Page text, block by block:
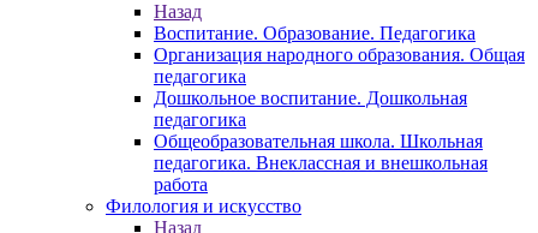
Назад
Воспитание. Образование. Педагогика
Организация народного образования. Общая
педагогика
Дошкольное воспитание. Дошкольная
педагогика
Общеобразовательная школа. Школьная
педагогика. Внеклассная и внешкольная
работа
Филология и искусство
Назад